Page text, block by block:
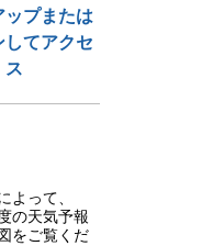
プまたは
してアクセ
ス
って、
の天気予報
をご覧くだ